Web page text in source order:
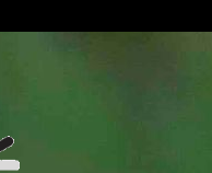
Sie ein Fan
jegliche Art von
Willkommen.